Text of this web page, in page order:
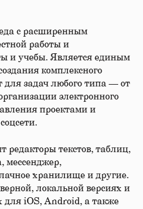
с расширенным
работы и
и учебы. Является единым
комплексного
для задач любого типа — от
электронного
проектами и
редакторы текстов, таблиц,
мессенджер,
хранилище и другие.
локальной версиях и
iOS, Android, а также